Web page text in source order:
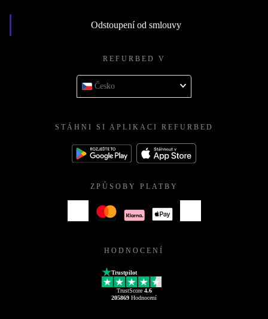
Odstoupení od smlouvy
REFURBED V
Česko
STÁHNI SI APLIKACI REFURBED
ZPŮSOBY PLATBY
HODNOCENÍ
Trustpilot
TrustScore 4.6
205869 Hodnocení